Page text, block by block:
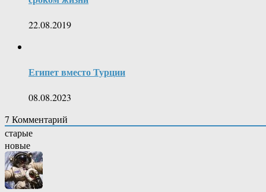
22.08.2019
Египет вместо Турции
08.08.2023
7 Комментарий
старые
новые